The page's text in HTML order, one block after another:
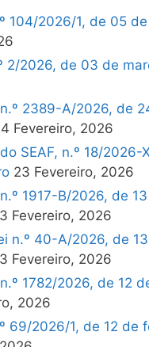
104/2026/1, de 05
2/2026, de 03 de
2389-A/2026, de
Fevereiro, 2026
SEAF, n.º 18/2026-
23 Fevereiro, 2026
1917-B/2026, de
Fevereiro, 2026
n.º 40-A/2026, de
Fevereiro, 2026
1782/2026, de 12
2026
69/2026/1, de 12 de